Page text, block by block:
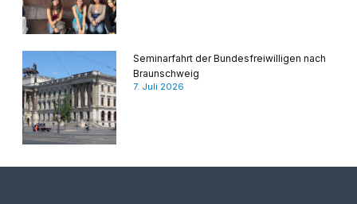
Seminarfahrt der Bundesfreiwilligen nach
Braunschweig
7. Juli 2026